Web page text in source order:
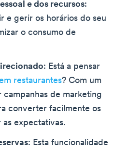
e dos recursos:
e gerir os horários do seu
o consumo de
: Está a pensar
restaurantes? Com um
de marketing
converter facilmente os
expectativas.
: Esta funcionalidade